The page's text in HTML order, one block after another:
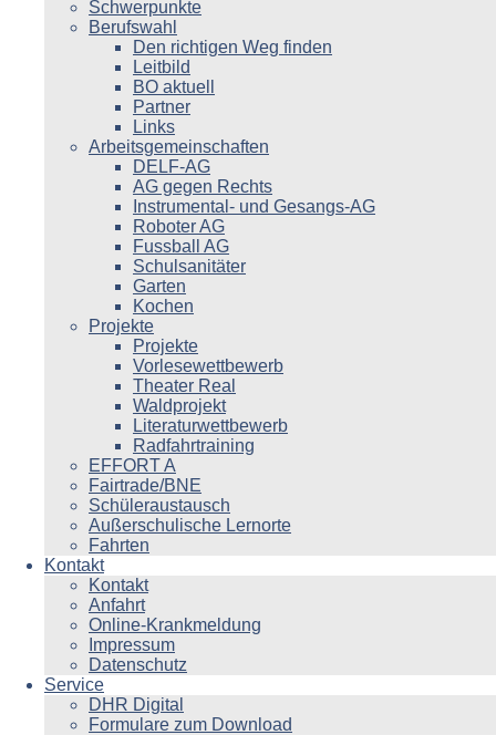
Schwerpunkte
Berufswahl
Den richtigen Weg finden
Leitbild
BO aktuell
Partner
Links
Arbeitsgemeinschaften
DELF-AG
AG gegen Rechts
Instrumental- und Gesangs-AG
Roboter AG
Fussball AG
Schulsanitäter
Garten
Kochen
Projekte
Projekte
Vorlesewettbewerb
Theater Real
Waldprojekt
Literaturwettbewerb
Radfahrtraining
EFFORT A
Fairtrade/BNE
Schüleraustausch
Außerschulische Lernorte
Fahrten
Kontakt
Kontakt
Anfahrt
Online-Krankmeldung
Impressum
Datenschutz
Service
DHR Digital
Formulare zum Download